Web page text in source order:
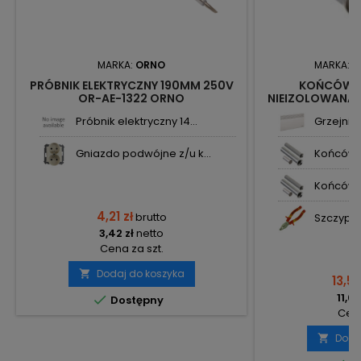
MARKA: ORNO
PRÓBNIK ELEKTRYCZNY 190MM 250V
OR-AE-1322 ORNO
Próbnik elektryczny 14...
Gniazdo podwójne z/u k...
4,21 złbrutto
3,42 złnetto
Cena za szt.
 Dodaj do koszyka
 Dostępny
MARKA:
NIEIZOLOWANA
Grzejnik
